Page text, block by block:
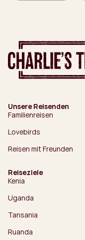
Unsere Reisenden
Familienreisen
Lovebirds
Reisen mit Freunden
Reiseziele
Kenia
Uganda
Tansania
Ruanda